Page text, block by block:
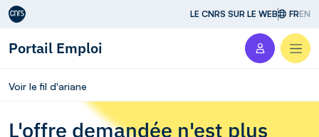
Aller au contenu LE CNRS SUR LE WEB FREN
Portail Emploi
Voir le fil d'ariane
L'offre demandée n'est plus